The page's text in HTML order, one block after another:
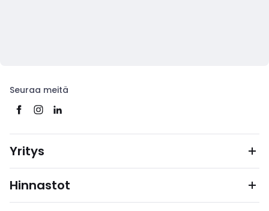
Seuraa meitä
Yritys
Hinnastot